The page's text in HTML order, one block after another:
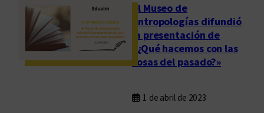
El Museo de
Antropologías difundió
la presentación de
«¿Qué hacemos con las
cosas del pasado?»
1 de abril de 2023